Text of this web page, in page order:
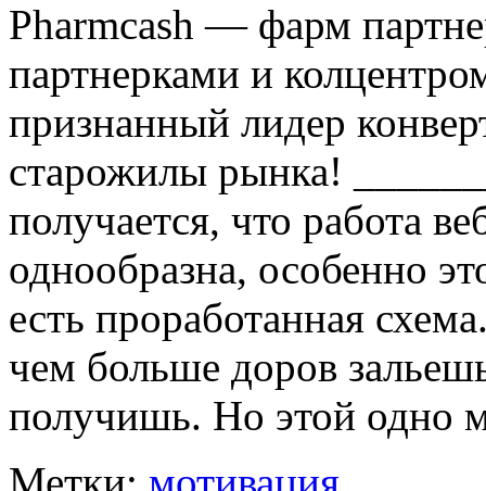
Pharmcash — фарм
партнерками и
признанный лидер
старожилы рынка!
получается, что работа
однообразна, особенно
есть проработанная
чем больше доров
получишь. Но этой одно